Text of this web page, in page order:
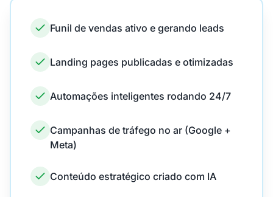
Funil de vendas ativo e gerando leads
Landing pages publicadas e otimizadas
Automações inteligentes rodando 24/7
Campanhas de tráfego no ar (Google +
Meta)
Conteúdo estratégico criado com IA